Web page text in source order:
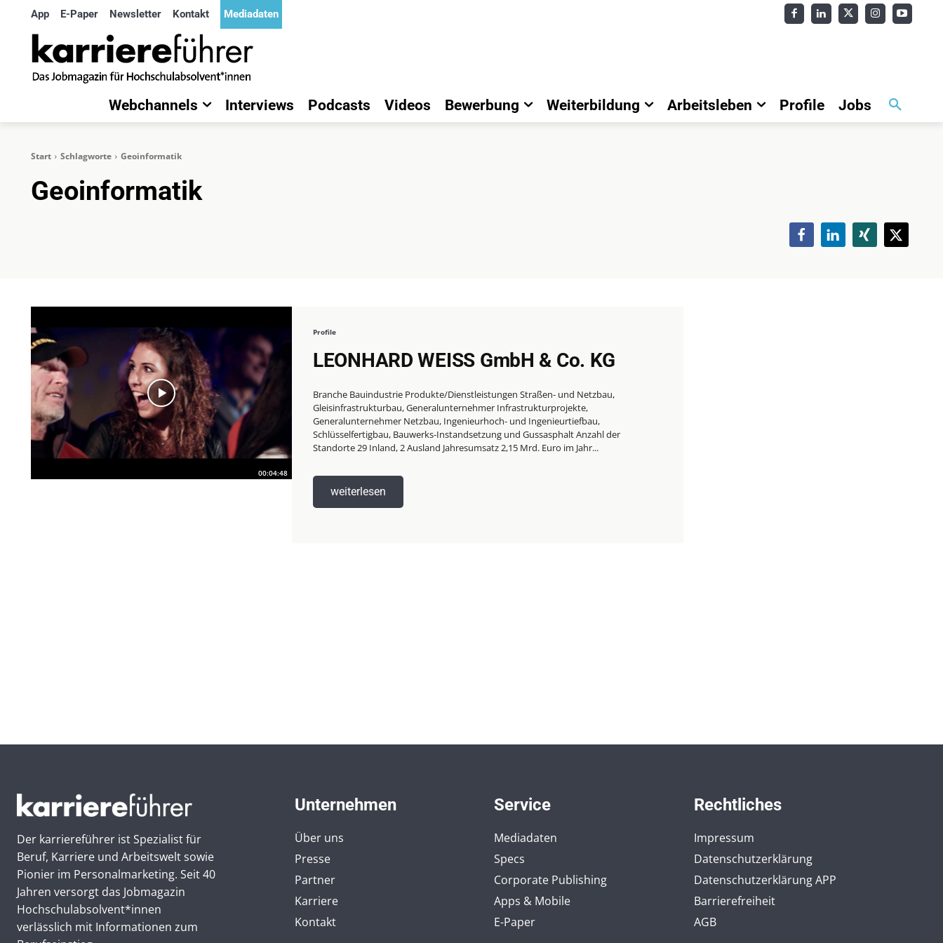
App E-Paper Newsletter Kontakt Mediadaten
Webchannels Interviews Podcasts Videos Bewerbung Weiterbildung Arbeitsleben Profile Jobs
Start Schlagworte Geoinformatik
Geoinformatik
00:04:48
Profile
LEONHARD WEISS GmbH & Co. KG
Branche Bauindustrie Produkte/Dienstleistungen Straßen- und Netzbau,
Gleisinfrastrukturbau, Generalunternehmer Infrastrukturprojekte,
Generalunternehmer Netzbau, Ingenieurhoch- und Ingenieurtiefbau,
Schlüsselfertigbau, Bauwerks-Instandsetzung und Gussasphalt Anzahl der
Standorte 29 Inland, 2 Ausland Jahresumsatz 2,15 Mrd. Euro im Jahr...
weiterlesen
Der karriereführer ist Spezialist für
Beruf, Karriere und Arbeitswelt sowie
Pionier im Personal­marketing. Seit 40
Jahren versorgt das Jobmagazin
Hochschul­absolvent*innen
verlässlich mit Informationen zum
Unternehmen
Über uns
Presse
Partner
Karriere
Kontakt
Service
Mediadaten
Specs
Corporate Publishing
Apps & Mobile
E-Paper
Rechtliches
Impressum
Datenschutzerklärung
Datenschutzerklärung APP
Barrierefreiheit
AGB